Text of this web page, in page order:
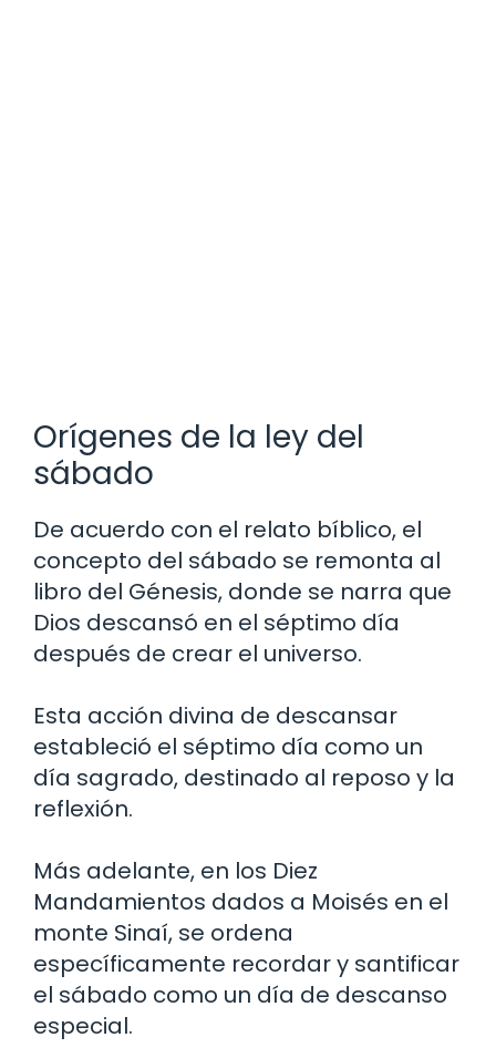
Orígenes de la ley del
sábado
De acuerdo con el relato bíblico, el
concepto del sábado se remonta al
libro del Génesis, donde se narra que
Dios descansó en el séptimo día
después de crear el universo.
Esta acción divina de descansar
estableció el séptimo día como un
día sagrado, destinado al reposo y la
reflexión.
Más adelante, en los Diez
Mandamientos dados a Moisés en el
monte Sinaí, se ordena
específicamente recordar y santificar
el sábado como un día de descanso
especial.